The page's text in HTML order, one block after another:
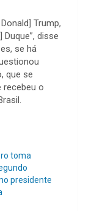
Trump,
disse
se há
que se
recebeu o
toma
presidente